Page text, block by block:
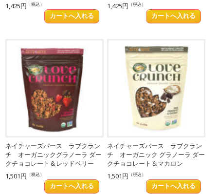
1,425円 （税込） 1,425円 （税込）
ネイチャーズパース ラブクラン
チ オーガニックグラノーラ ダー
クチョコレート＆レッドベリー
1,501円 （税込）
ネイチャーズパース ラブクラン
チ オーガニック グラノーラ ダー
クチョコレート＆マカロン
1,501円 （税込）